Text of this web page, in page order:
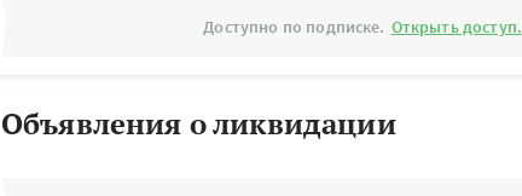
Доступно по подписке. Открыть доступ.
Объявления о ликвидации